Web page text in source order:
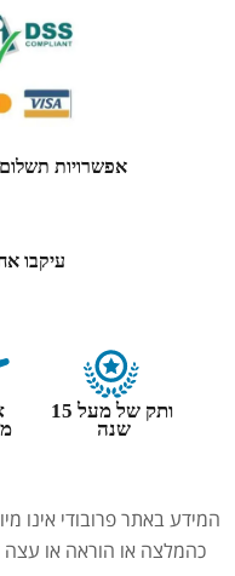
אפשרויות
עיקבו
ותק של מעל 15
שנה
המידע באתר פרובודי אינו
כהמלצה או הוראה או עצה